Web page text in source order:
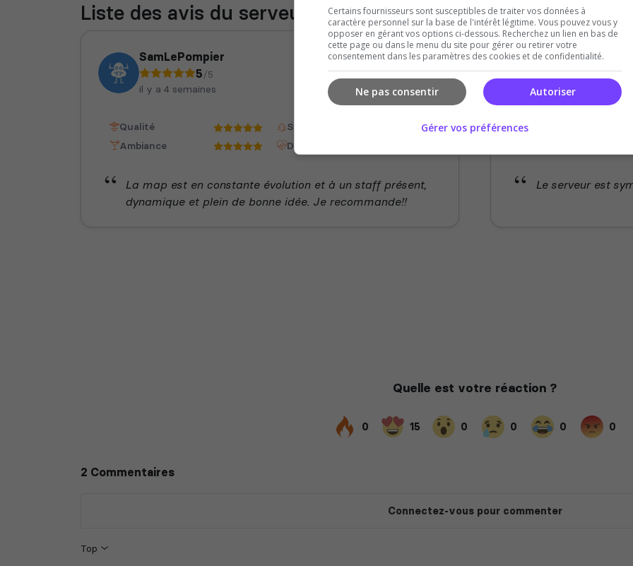
Liste des avis du serveur
SamLePompier
5/5
il y a 4 semaines
Qualité
Staff du serveur
Ambiance
Disponibilité
La map est en constante évolution et à un staff présent,
dynamique et plein de bonne idée. Je recommande!!
Louis
4/5
il y a 4 semaines
Le serveur est
Certains fournisseurs sont susceptibles de traiter vos données à
caractère personnel sur la base de l'intérêt légitime. Vous pouvez vous y
opposer en gérant vos options ci-dessous. Recherchez un lien en bas de
cette page ou dans le menu du site pour gérer ou retirer votre
consentement dans les paramètres des cookies et de confidentialité.
Autoriser
Ne pas consentir
Gérer vos préférences